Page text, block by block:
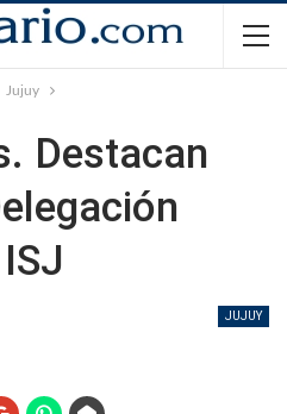
Jujuy
Destacan
JUJUY